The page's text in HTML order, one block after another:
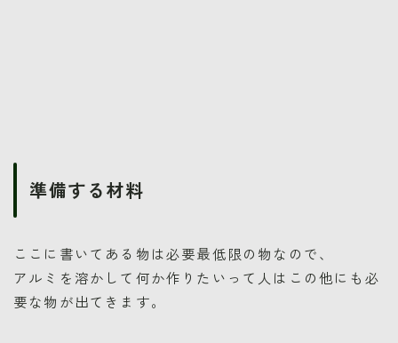
準備する材料
ここに書いてある物は必要最低限の物なので、
アルミを溶かして何か作りたいって人はこの他にも必
要な物が出てきます。